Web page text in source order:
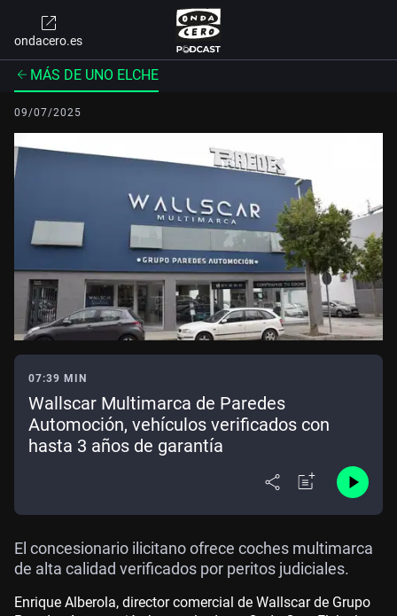
ondacero.es
MÁS DE UNO ELCHE
09/07/2025
07:39 MIN
Wallscar Multimarca de Paredes
Automoción, vehículos verificados con
hasta 3 años de garantía
El concesionario ilicitano ofrece coches multimarca
de alta calidad verificados por peritos judiciales.
Enrique Alberola, director comercial de Wallscar de Grupo